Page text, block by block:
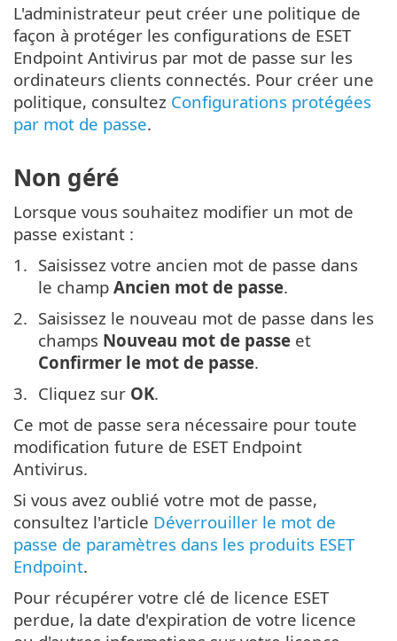
L'administrateur peut créer une politique de
façon à protéger les configurations de ESET
Endpoint Antivirus par mot de passe sur les
ordinateurs clients connectés. Pour créer une
politique, consultez Configurations protégées
par mot de passe.
Non géré
Lorsque vous souhaitez modifier un mot de
passe existant :
Saisissez votre ancien mot de passe dans
le champ Ancien mot de passe.
Saisissez le nouveau mot de passe dans les
champs Nouveau mot de passe et
Confirmer le mot de passe.
Cliquez sur OK.
Ce mot de passe sera nécessaire pour toute
modification future de ESET Endpoint
Antivirus.
Si vous avez oublié votre mot de passe,
consultez l'article Déverrouiller le mot de
passe de paramètres dans les produits ESET
Endpoint.
Pour récupérer votre clé de licence ESET
perdue, la date d'expiration de votre licence